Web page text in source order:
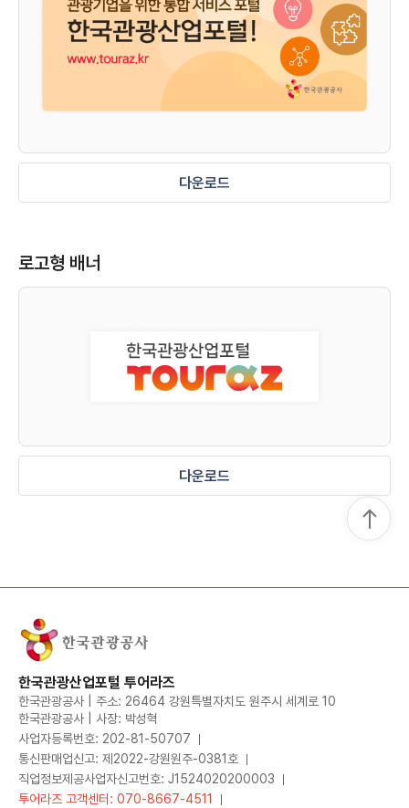
다운로드
로고형 배너
다운로드
한국관광산업포털 투어라즈
한국관광공사 | 주소: 26464 강원특별자치도 원주시 세계로 10
한국관광공사 | 사장: 박성혁
사업자등록번호: 202-81-50707
통신판매업신고: 제2022-강원원주-0381호
직업정보제공사업자신고번호: J1524020200003
투어라즈 고객센터: 070-8667-4511